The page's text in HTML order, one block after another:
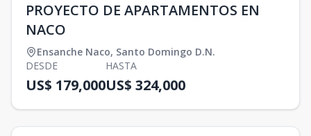
PROYECTO DE APARTAMENTOS EN
NACO
Ensanche Naco, Santo Domingo D.N.
DESDE
US$ 179,000
HASTA
US$ 324,000